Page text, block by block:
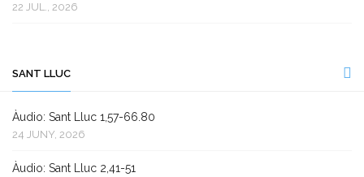
22 JUL., 2026
SANT LLUC
Àudio: Sant Lluc 1,57-66.80
24 JUNY, 2026
Àudio: Sant Lluc 2,41-51